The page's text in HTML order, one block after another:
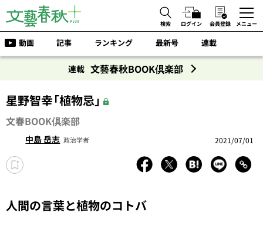
検索 ログイン 会員登録 メニュー
動画 記事 ランキング 最新号 連載
連載 文藝春秋BOOK倶楽部
星野智幸「植物忌」
文春BOOK倶楽部
中島 岳志 政治学者 2021/07/01
人間の言葉と植物のコトバ